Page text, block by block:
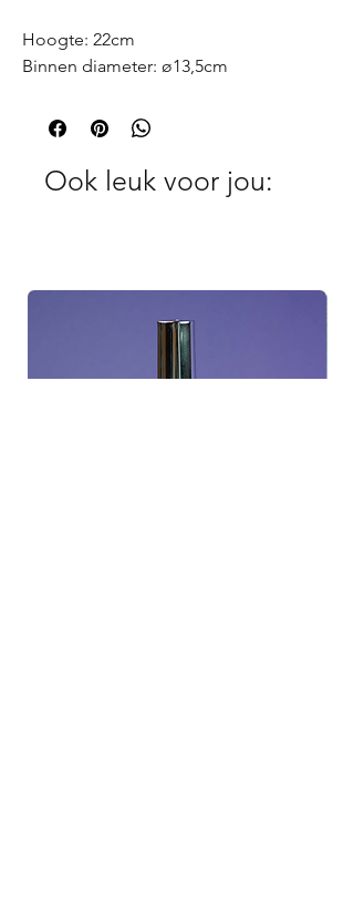
Hoogte: 22cm
Binnen diameter: ø13,5cm
Ook leuk voor jou: